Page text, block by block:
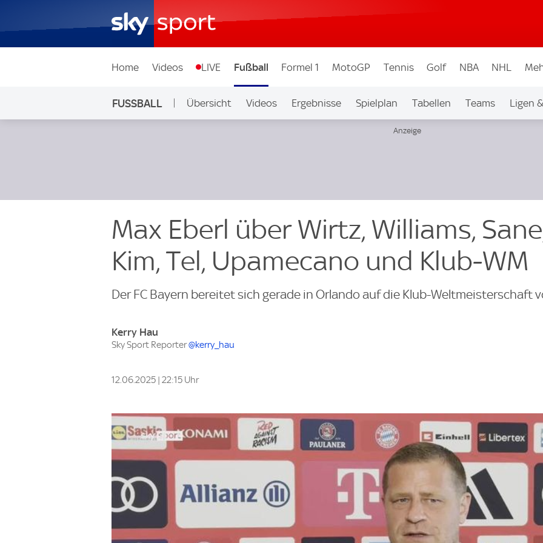
Home Videos LIVE Fußball Formel 1 MotoGP Tennis Golf NBA NHL
FUSSBALL Übersicht Videos Ergebnisse Spielplan Tabellen Teams Ligen
Max Eberl über Wirtz, Williams,
Kim, Tel, Upamecano und Klub-WM
Der FC Bayern bereitet sich gerade in Orlando auf die Klub-Weltmeisterschaft
Kerry Hau
Sky Sport Reporter@kerry_hau
12.06.2025 | 22:15 Uhr